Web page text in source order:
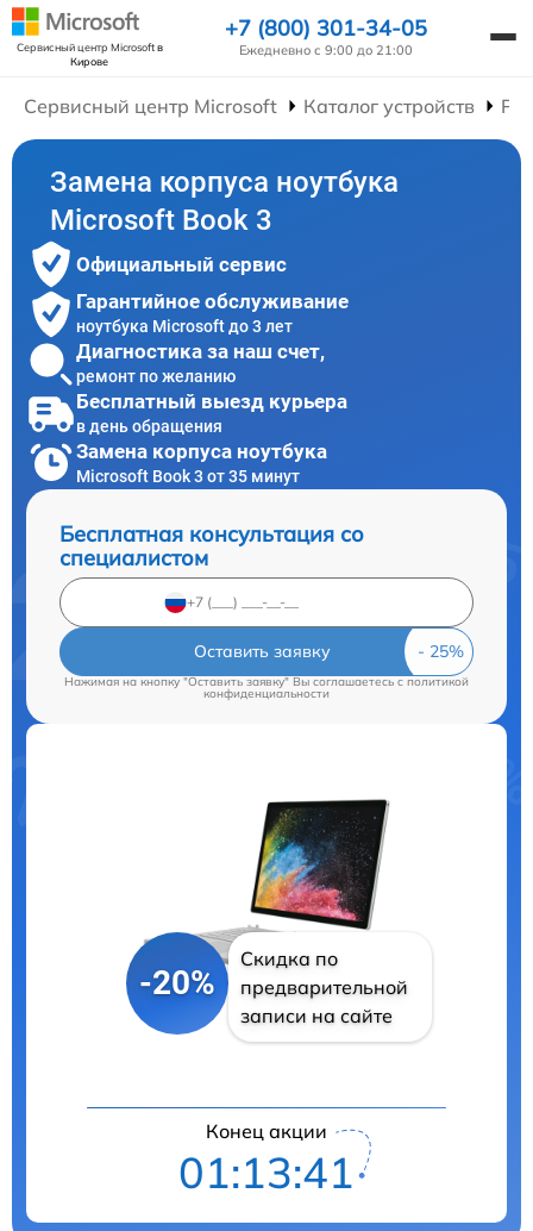
Сервисный центр Microsoftв
Кирове
+7 (800) 301-34-05
Ежедневно с 9:00 до 21:00
Сервисный центр Microsoft Каталог устройств
Замена корпуса ноутбука
Microsoft Book 3
Официальный сервис
Гарантийное обслуживание
ноутбука Microsoft до 3 лет
Диагностика за наш счет,
ремонт по желанию
Бесплатный выезд курьера
в день обращения
Замена корпуса ноутбука
Microsoft Book 3 от 35 минут
Бесплатная консультация со
специалистом
Оставить заявку
Нажимая на кнопку "Оставить заявку" Вы соглашаетесь cполитикой
конфиденциальности
-20%
Скидка по
предварительной
записи на сайте
Конец акции
01:13:40